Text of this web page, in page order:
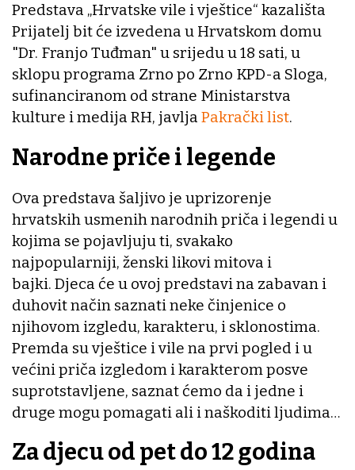
Predstava „Hrvatske vile i vještice“ kazališta
Prijatelj bit će izvedena u Hrvatskom domu
"Dr. Franjo Tuđman" u srijedu u 18 sati, u
sklopu programa Zrno po Zrno KPD-a Sloga,
sufinanciranom od strane Ministarstva
kulture i medija RH, javlja Pakrački list.
Narodne priče i legende
Ova predstava šaljivo je uprizorenje
hrvatskih usmenih narodnih priča i legendi u
kojima se pojavljuju ti, svakako
najpopularniji, ženski likovi mitova i
bajki. Djeca će u ovoj predstavi na zabavan i
duhovit način saznati neke činjenice o
njihovom izgledu, karakteru, i sklonostima.
Premda su vještice i vile na prvi pogled i u
većini priča izgledom i karakterom posve
suprotstavljene, saznat ćemo da i jedne i
druge mogu pomagati ali i naškoditi ljudima…
Za djecu od pet do 12 godina